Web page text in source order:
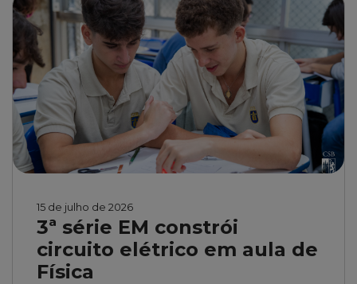
15 de julho de 2026
3ª série EM constrói
circuito elétrico em aula de
Física